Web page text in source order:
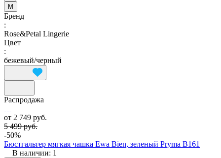
M
Бренд
:
Rose&Petal Lingerie
Цвет
:
бежевый/черный
Распродажа
от 2 749 руб.
5 499 руб.
-50%
Бюстгальтер мягкая чашка Ewa Bien, зеленый Pryma B161
В наличии: 1